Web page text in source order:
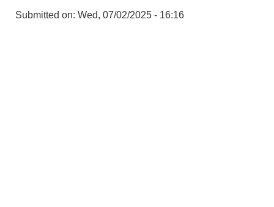
Submitted on: Wed, 07/02/2025 - 16:16